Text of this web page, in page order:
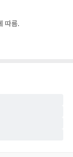
따름.